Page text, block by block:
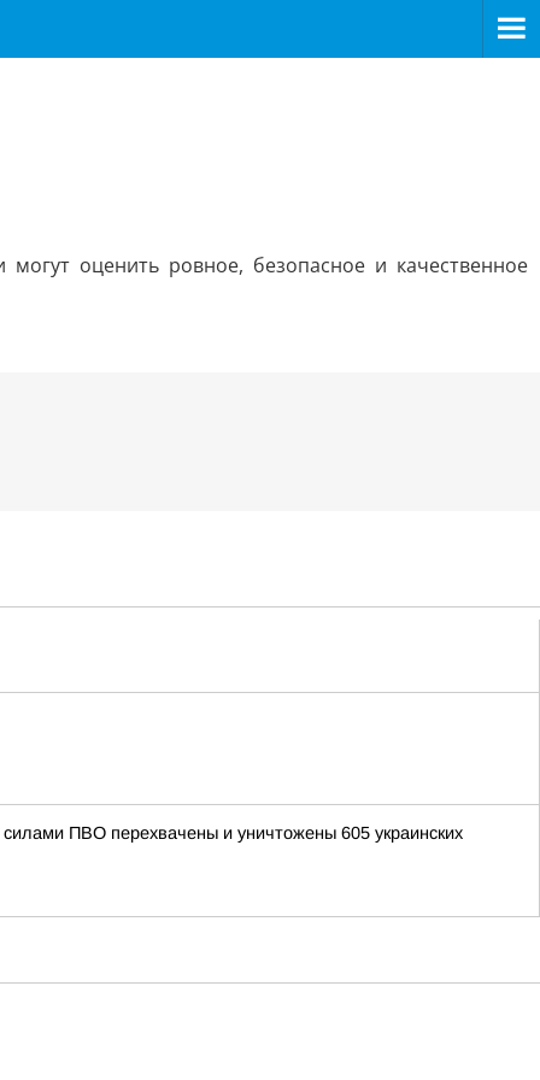
оценить ровное, безопасное и качественное
ПВО перехвачены и уничтожены 605 украинских